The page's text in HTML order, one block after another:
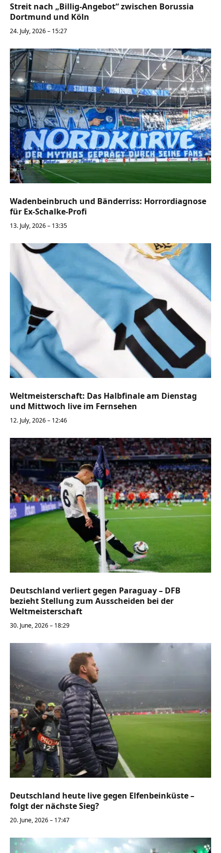
Streit nach „Billig-Angebot“ zwischen Borussia
Dortmund und Köln
24. July, 2026 – 15:27
Wadenbeinbruch und Bänderriss: Horrordiagnose
für Ex-Schalke-Profi
13. July, 2026 – 13:35
Weltmeisterschaft: Das Halbfinale am Dienstag
und Mittwoch live im Fernsehen
12. July, 2026 – 12:46
Deutschland verliert gegen Paraguay – DFB
bezieht Stellung zum Ausscheiden bei der
Weltmeisterschaft
30. June, 2026 – 18:29
Deutschland heute live gegen Elfenbeinküste –
folgt der nächste Sieg?
20. June, 2026 – 17:47